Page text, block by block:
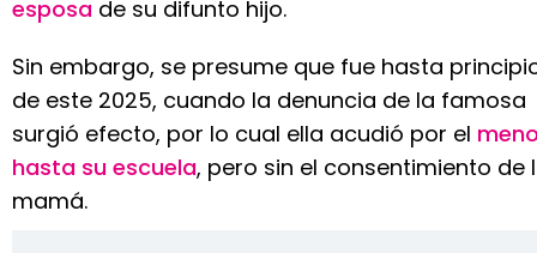
esposa de su difunto hijo.
Sin embargo, se presume que fue hasta
de este 2025, cuando la denuncia de la famosa
surgió efecto, por lo cual ella acudió por el
hasta su escuela, pero sin el consentimiento de
mamá.